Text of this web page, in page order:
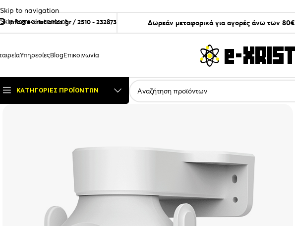
Skip to navigation
Skip to main content
info@e-xristianos.gr/2510 - 232873 Δωρεάν μεταφορικά για αγορές άνω των 80€
ΥπηρεσίεςBlogΕπικοινωνία
ΚΑΤΗΓΟΡΊΕΣ ΠΡΟΪΌΝΤΩΝ